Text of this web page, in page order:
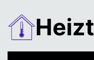
Heizt